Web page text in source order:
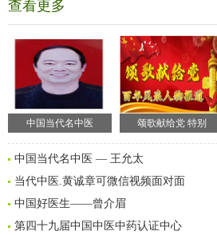
查看更多
中国当代名中医 ​颂歌献给党 特别
中国当代名中医 — 王允太
当代中医.黄诚章可微信视频面对面
中国好医生——曾介眉
第四十九届中国中医中药认证中心